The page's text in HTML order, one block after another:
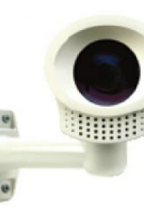
Krönikor
Språkfrågor
Skrivtips
Bokrecensioner
Kviss
Podden